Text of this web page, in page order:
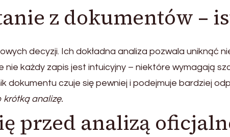
z dokumentów –
decyzji. Ich dokładna analiza pozwala uniknąć
nie każdy zapis jest intuicyjny – niektóre wymagają
dokumentu czuje się pewniej i podejmuje bardziej
krótką analizę.
przed analizą